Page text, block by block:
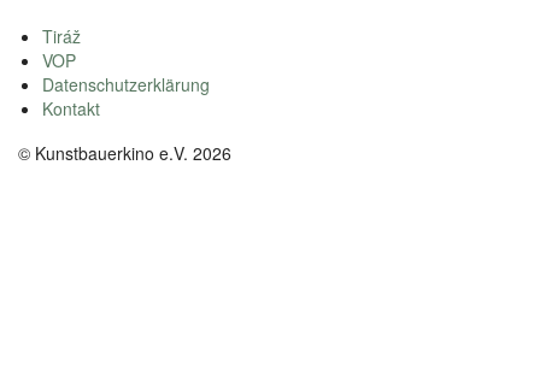
Tiráž
VOP
Datenschutzerklärung
Kontakt
© Kunstbauerkino e.V. 2026